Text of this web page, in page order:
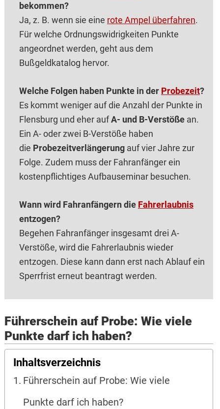
bekommen?
Ja, z. B. wenn sie eine rote Ampel überfahren.
Für welche Ordnungswidrigkeiten Punkte
angeordnet werden, geht aus dem
Bußgeldkatalog hervor.
Welche Folgen haben Punkte in der Probezeit?
Es kommt weniger auf die Anzahl der Punkte in
Flensburg und eher aufA- und B-Verstößean.
Ein A- oder zwei B-Verstöße haben
die Probezeitverlängerung auf vier Jahre zur
Folge. Zudem muss der Fahranfänger ein
kostenpflichtiges Aufbauseminar besuchen.
Wann wird Fahranfängern die Fahrerlaubnis
entzogen?
Begehen Fahranfänger insgesamt drei A-
Verstöße, wird die Fahrerlaubnis wieder
entzogen. Diese kann dann erst nach Ablauf ein
Sperrfrist erneut beantragt werden.
Führerschein auf Probe: Wie viele
Punkte darf ich haben?
Inhaltsverzeichnis
Führerschein auf Probe: Wie viele
Punkte darf ich haben?